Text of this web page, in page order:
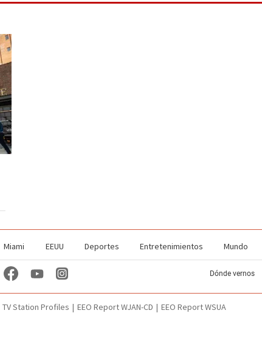
Miami EEUU Deportes Entretenimientos Mundo
Dónde vernos
TV Station Profiles EEO Report WJAN-CD EEO Report WSUA